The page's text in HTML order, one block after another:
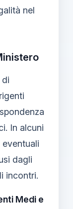
nel
di
In alcuni
dagli
incontri.
Medi e